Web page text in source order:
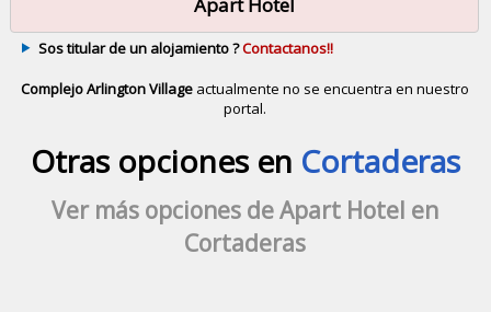
Apart Hotel
Sos titular de un alojamiento ?Contactanos!!
Complejo Arlington Village actualmente no se encuentra en nuestro
portal.
Otras opciones en Cortaderas
Ver más opciones de Apart Hotel en
Cortaderas